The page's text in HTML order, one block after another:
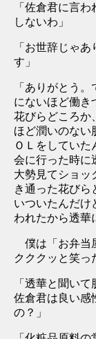
「佐倉君に言
しないわ」
「お世辞じゃ
す」
「ありがとう
にないほど働き
花びらどころか
ほど潤いのない
ＯＬをしてい
会に行った時に
大勢見てショッ
き通った花びら
いついたんだけ
われたから透華
僕は「お弁当
クククッと笑っ
「透華と聞い
佐倉君は良い感
の？」